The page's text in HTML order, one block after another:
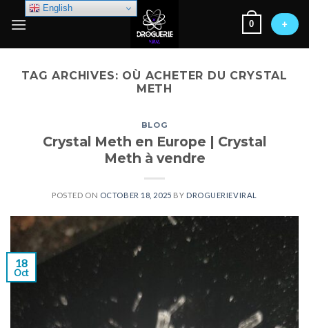
0 +
TAG ARCHIVES: OÙ ACHETER DU CRYSTAL
METH
BLOG
Crystal Meth en Europe | Crystal
Meth à vendre
POSTED ON OCTOBER 18, 2025 BY DROGUERIEVIRAL
18
Oct
English